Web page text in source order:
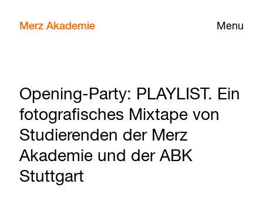
Menu
Merz Akademie
Opening-Party: PLAYLIST. Ein
fotografisches Mixtape von
Studierenden der Merz
Akademie und der ABK
Stuttgart